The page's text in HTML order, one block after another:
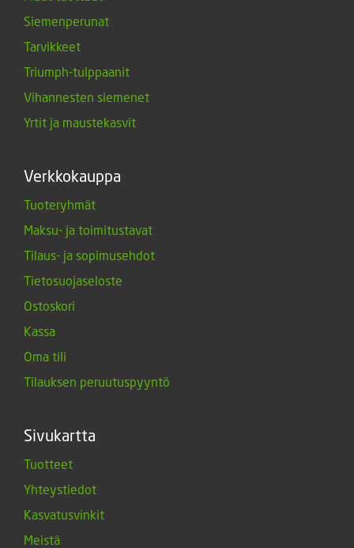
Siemenperunat
Tarvikkeet
Triumph-tulppaanit
Vihannesten siemenet
Yrtit ja maustekasvit
Verkkokauppa
Tuoteryhmät
Maksu- ja toimitustavat
Tilaus- ja sopimusehdot
Tietosuojaseloste
Ostoskori
Kassa
Oma tili
Tilauksen peruutuspyyntö
Sivukartta
Tuotteet
Yhteystiedot
Kasvatusvinkit
Meistä